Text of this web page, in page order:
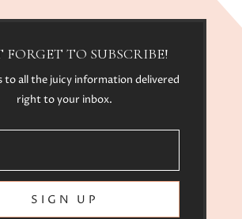
FORGET TO SUBSCRIBE!
to all the juicy information delivered
right to your inbox.
SIGN UP